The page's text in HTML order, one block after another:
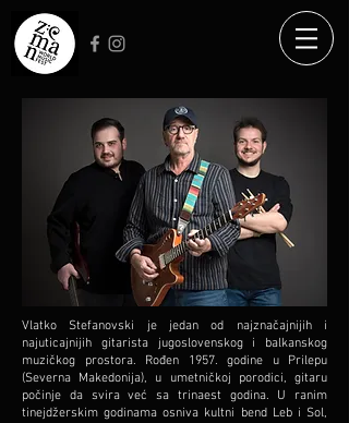
Vlatko Stefanovski je jedan od najznačajnijih i
najuticajnijih gitarista jugoslovenskog i balkanskog
muzičkog prostora. Rođen 1957. godine u Prilepu
(Severna Makedonija), u umetničkoj porodici, gitaru
počinje da svira već sa trinaest godina. U ranim
tinejdžerskim godinama osniva kultni bend Leb i Sol,